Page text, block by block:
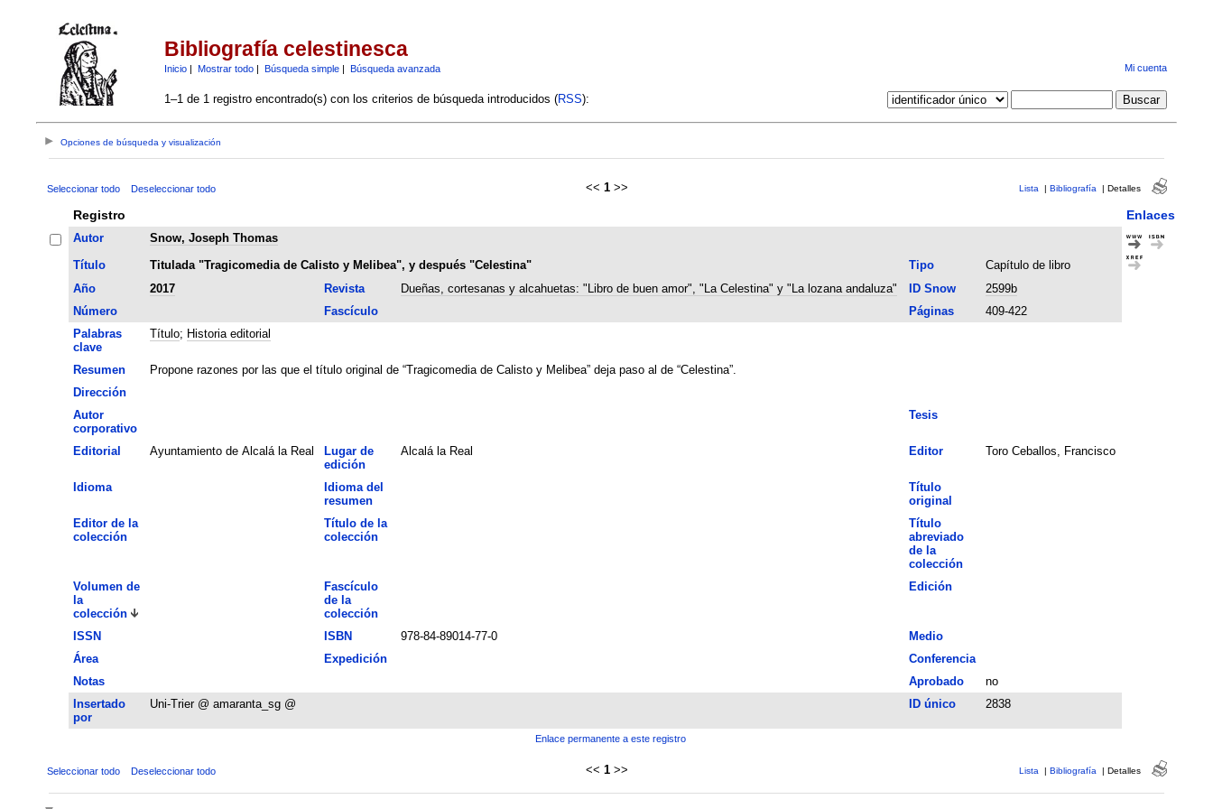
Bibliografía celestinesca
Inicio| Mostrar todo| Búsqueda simple| Búsqueda avanzada Mi cuenta
1–1 de 1 registro encontrado(s) con los criterios de búsqueda introducidos (RSS):
Opciones de búsqueda y visualización
Seleccionar todo Deseleccionar todo << 1 >> Lista | Bibliografía | Detalles
Registro Enlaces
Autor
Snow, Joseph Thomas
Título
Titulada "Tragicomedia de Calisto y Melibea", y después "Celestina" Tipo
Capítulo de libro
Año
2017 Revista Dueñas, cortesanas y alcahuetas: "Libro de buen amor", "La Celestina" y "La lozana andaluza" ID Snow
2599b
Número
Fascículo Páginas
409-422
Palabras
clave
Título; Historia editorial
Resumen
Propone razones por las que el título original de “Tragicomedia de Calisto y Melibea” deja paso al de “Celestina”.
Dirección
Autor
corporativo
Tesis
Editorial Ayuntamiento de Alcalá la Real
Lugar de
edición
Alcalá la Real Editor Toro Ceballos, Francisco
Idioma
Idioma del
resumen
Título
original
Editor de la
colección
Título de la
colección
Título
abreviado
de la
colección
Volumen de
la
colección
Fascículo
de la
colección
Edición
ISSN ISBN 978-84-89014-77-0
Medio
Área
Expedición
Conferencia
Notas
Aprobado
no
Insertado
por
Uni-Trier @ amaranta_sg @ ID único 2838
Enlace permanente a este registro
Seleccionar todo Deseleccionar todo << 1 >> Lista | Bibliografía | Detalles